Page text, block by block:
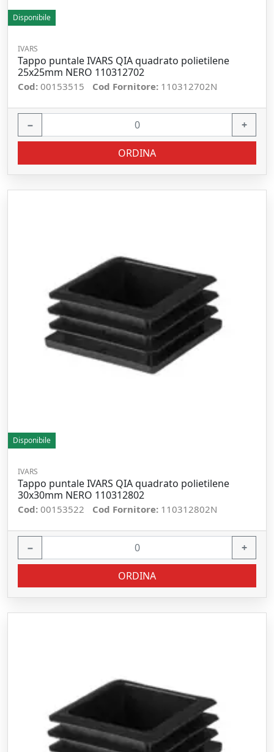
Disponibile
IVARS
Tappo puntale IVARS QIA quadrato polietilene
25x25mm NERO 110312702
Cod: 00153515 Cod Fornitore: 110312702N
− +
ORDINA
Disponibile
IVARS
Tappo puntale IVARS QIA quadrato polietilene
30x30mm NERO 110312802
Cod: 00153522 Cod Fornitore: 110312802N
− +
ORDINA